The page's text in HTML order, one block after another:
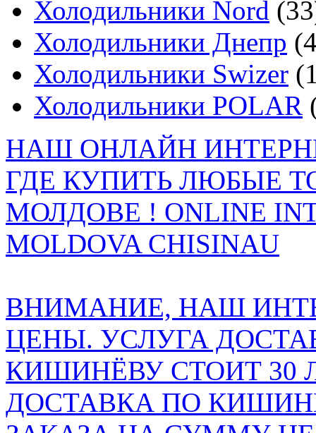
Холодильники Nord
Холодильники Днепр
Холодильники Swizer
Холодильники POLAR
НАШ ОНЛАЙН
ГДЕ КУПИТЬ ЛЮБЫЕ
МОЛДОВЕ ! ONLINE
MOLDOVA CHISINAU
ВНИМАНИЕ, НАШ
ЦЕНЫ. УСЛУГА
КИШИНЁВУ СТОИТ 30
ДОСТАВКА ПО